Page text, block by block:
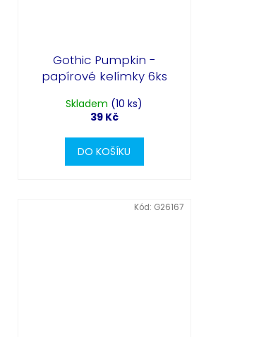
Gothic Pumpkin -
papírové kelímky 6ks
Skladem (10 ks)
39 Kč
DO KOŠÍKU
Kód: G26167